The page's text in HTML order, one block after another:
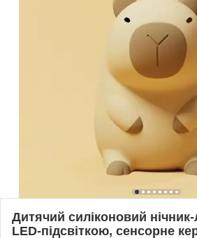
Дитячий силіконовий
LED-підсвіткою, сенсорне